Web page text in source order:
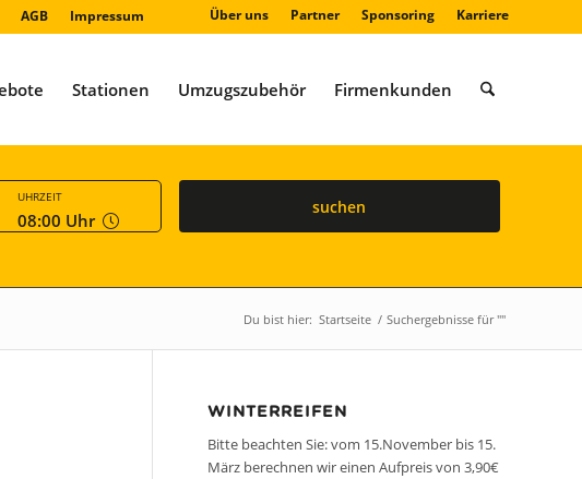
AGB Impressum Über uns Partner Sponsoring Karriere
Stationen Umzugszubehör Firmenkunden
UHRZEIT
08:00 Uhr
suchen
Du bist hier: Startseite / Suchergebnisse für ""
WINTERREIFEN
Bitte beachten Sie: vom 15.November bis 15.
März berechnen wir einen Aufpreis von 3,90€